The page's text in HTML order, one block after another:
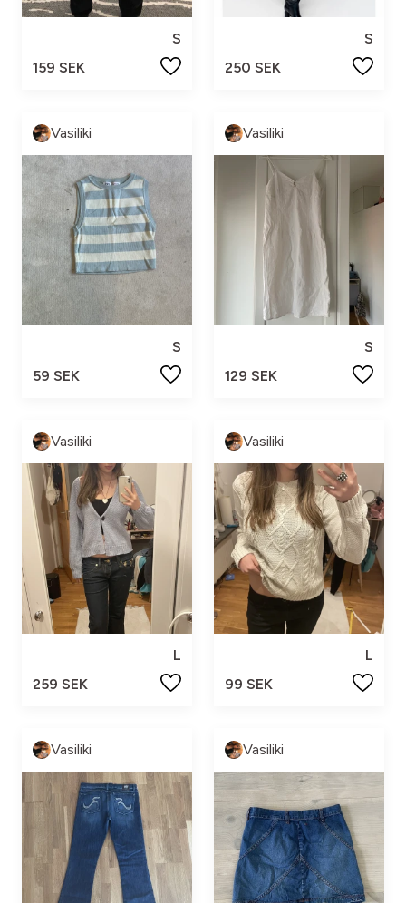
S
159 SEK
S
250 SEK
Vasiliki
S
59 SEK
Vasiliki
S
129 SEK
Vasiliki
L
259 SEK
Vasiliki
L
99 SEK
Vasiliki Vasiliki